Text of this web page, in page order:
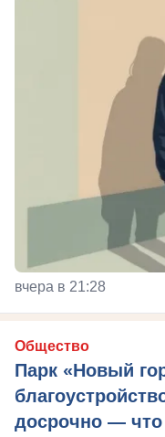
вчера в 21:28
Общество
Парк «Новый
досрочно — что